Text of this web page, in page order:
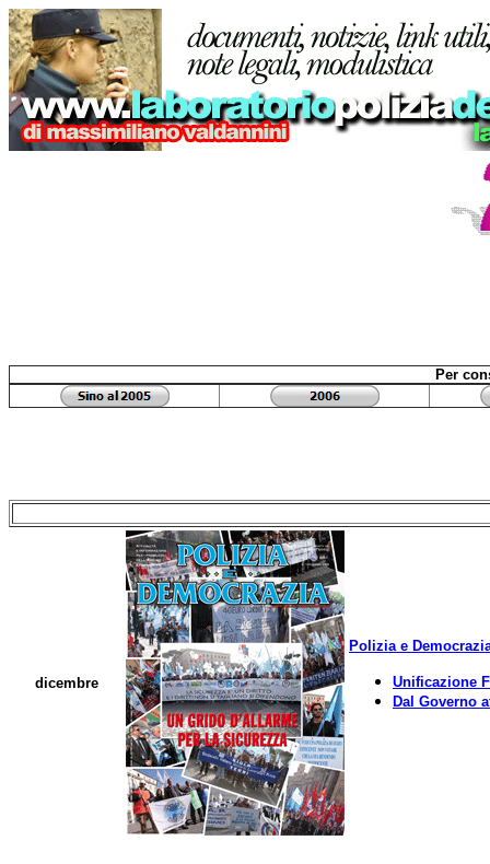
Per
dicembre
Polizia e
Unificazione
Dal Governo